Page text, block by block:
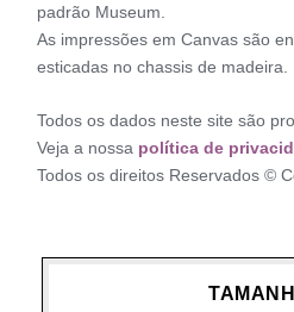
padrão Museum.
As impressões em Canvas são
esticadas no chassis de madeira.
Todos os dados neste site são
Veja a nossa política de
Todos os direitos Reservados ©